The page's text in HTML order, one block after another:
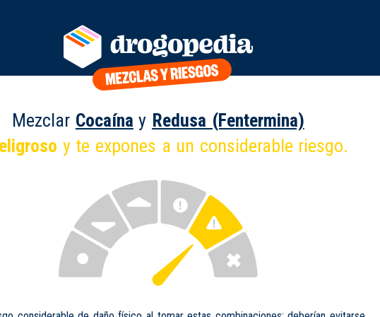
Mezclar Cocaína y Redusa (Fentermina)
y te expones a un considerable riesgo.